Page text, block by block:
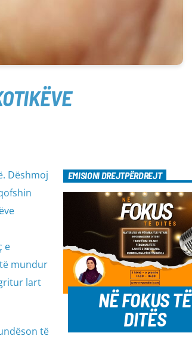
Dëshmoj
e
mundur
lart
të
EMISIONI DREJTPËRDREJT
NË FOKUS TË
DITËS